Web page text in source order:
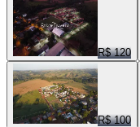
R$ 120
R$ 100